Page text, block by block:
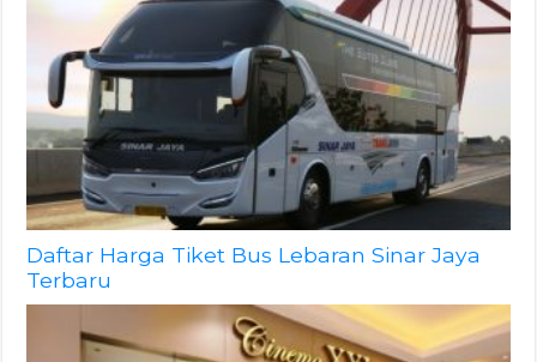
Daftar Harga Tiket Bus Lebaran Sinar Jaya
Terbaru